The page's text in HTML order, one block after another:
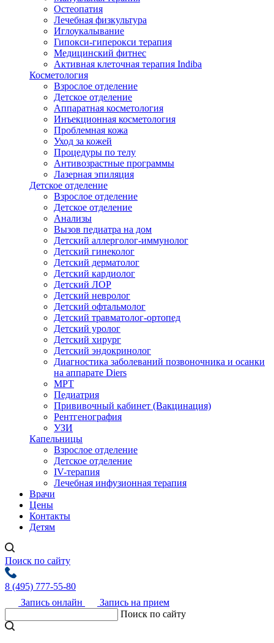
Остеопатия
Лечебная физкультура
Иглоукалывание
Гипокси-гиперокси терапия
Медицинский фитнес
Активная клеточная терапия Indiba
Косметология
Взрослое отделение
Детское отделение
Аппаратная косметология
Инъекционная косметология
Проблемная кожа
Уход за кожей
Процедуры по телу
Антивозрастные программы
Лазерная эпиляция
Детское отделение
Взрослое отделение
Детское отделение
Анализы
Вызов педиатра на дом
Детский аллерголог-иммунолог
Детский гинеколог
Детский дерматолог
Детский кардиолог
Детский ЛОР
Детский невролог
Детский офтальмолог
Детский травматолог-ортопед
Детский уролог
Детский хирург
Детский эндокринолог
Диагностика заболеваний позвоночника и осанки
на аппарате Diers
МРТ
Педиатрия
Прививочный кабинет (Вакцинация)
Рентгенография
УЗИ
Капельницы
Взрослое отделение
Детское отделение
IV-терапия
Лечебная инфузионная терапия
Врачи
Цены
Контакты
Детям
Поиск по сайту
8 (495) 777-55-80
Запись онлайн
Запись на прием
Поиск по сайту